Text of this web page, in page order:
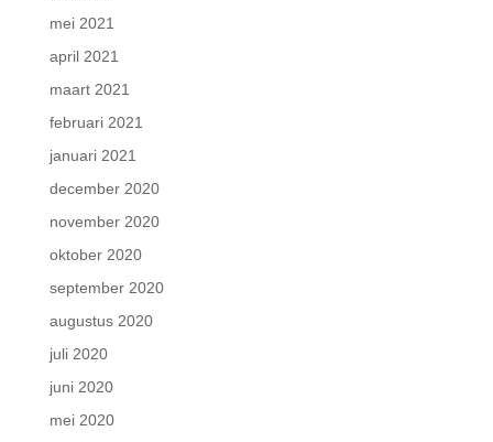
mei 2021
april 2021
maart 2021
februari 2021
januari 2021
december 2020
november 2020
oktober 2020
september 2020
augustus 2020
juli 2020
juni 2020
mei 2020